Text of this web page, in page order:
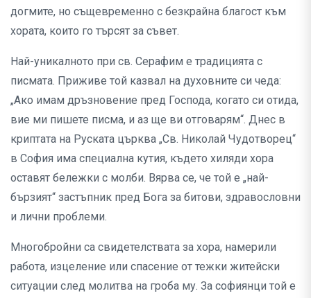
догмите, но същевременно с безкрайна благост към
хората, които го търсят за съвет.
Най-уникалното при св. Серафим е традицията с
писмата. Приживе той казвал на духовните си чеда:
„Ако имам дръзновение пред Господа, когато си отида,
вие ми пишете писма, и аз ще ви отговарям“. Днес в
криптата на Руската църква „Св. Николай Чудотворец“
в София има специална кутия, където хиляди хора
оставят бележки с молби. Вярва се, че той е „най-
бързият“ застъпник пред Бога за битови, здравословни
и лични проблеми.
Многобройни са свидетелствата за хора, намерили
работа, изцеление или спасение от тежки житейски
ситуации след молитва на гроба му. За софиянци той е